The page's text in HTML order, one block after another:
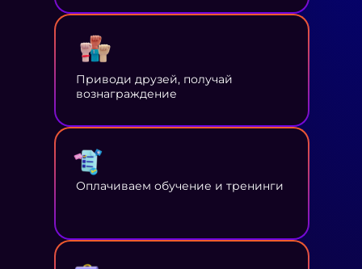
Приводи друзей, получай
вознаграждение
Оплачиваем обучение и тренинги